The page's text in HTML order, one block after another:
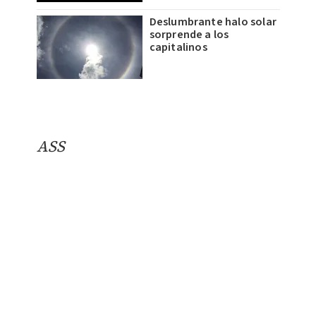
Deslumbrante halo solar
sorprende a los
capitalinos
ASS